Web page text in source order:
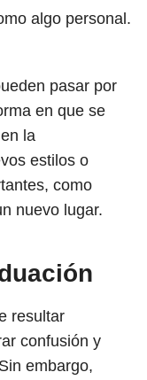
algo personal.
pasar por
en que se
la
estilos o
como
nuevo lugar.
resultar
confusión y
embargo,